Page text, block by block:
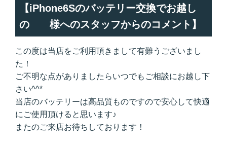
【iPhone6Sのバッテリー交換でお越し
の 様へのスタッフからのコメント】
この度は当店をご利用頂きまして有難うございまし
た！
ご不明な点がありましたらいつでもご相談にお越し下
さい^^*
当店のバッテリーは高品質ものですので安心して快適
にご使用頂けると思います♪
またのご来店お待ちしております！